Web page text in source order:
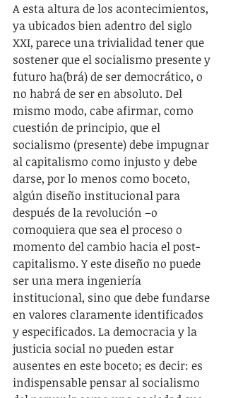
A esta altura de los acontecimientos,
ya ubicados bien adentro del siglo
XXI, parece una trivialidad tener que
sostener que el socialismo presente y
futuro ha(brá) de ser democrático, o
no habrá de ser en absoluto. Del
mismo modo, cabe afirmar, como
cuestión de principio, que el
socialismo (presente) debe impugnar
al capitalismo como injusto y debe
darse, por lo menos como boceto,
algún diseño institucional para
después de la revolución –o
comoquiera que sea el proceso o
momento del cambio hacia el post-
capitalismo. Y este diseño no puede
ser una mera ingeniería
institucional, sino que debe fundarse
en valores claramente identificados
y especificados. La democracia y la
justicia social no pueden estar
ausentes en este boceto; es decir: es
indispensable pensar al socialismo